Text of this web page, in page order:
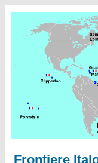
Frontiere